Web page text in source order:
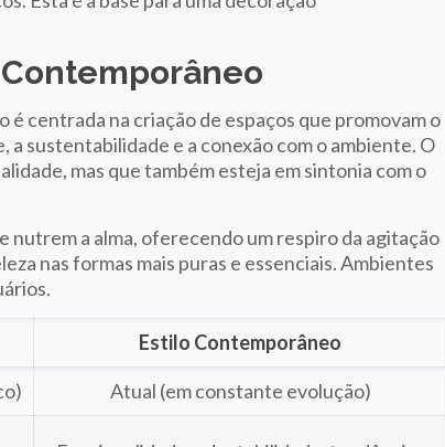
centrada na criação de espaços que promovam o
sustentabilidade e a conexão com o ambiente. O
mas que também esteja em sintonia com o
nutrem a alma, oferecendo um respiro da agitação
nas formas mais puras e essenciais. Ambientes
Estilo Contemporâneo
Atual (em constante evolução)